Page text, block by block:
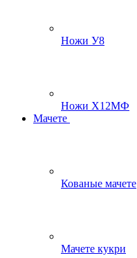
Ножи У8
Ножи Х12МФ
Мачете
Кованые мачете
Мачете кукри